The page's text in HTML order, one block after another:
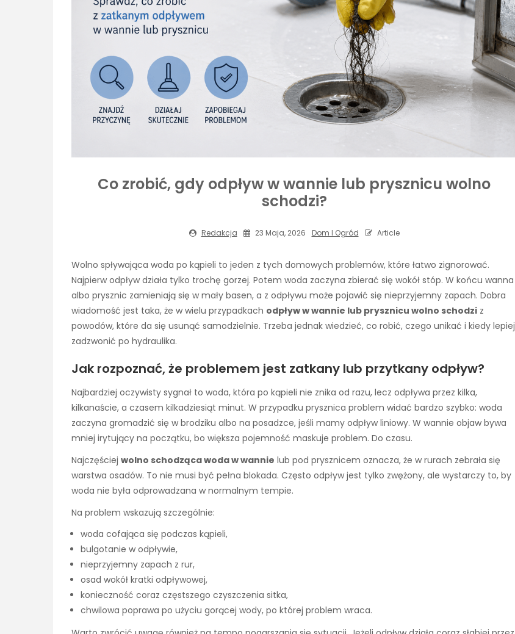
Co zrobić, gdy odpływ w wannie lub prysznicu wolno
schodzi?
Redakcja 23 Maja, 2026 Dom I Ogród Article
Wolno spływająca woda po kąpieli to jeden z tych domowych problemów, które łatwo zignorować.
Najpierw odpływ działa tylko trochę gorzej. Potem woda zaczyna zbierać się wokół stóp. W końcu wanna
albo prysznic zamieniają się w mały basen, a z odpływu może pojawić się nieprzyjemny zapach. Dobra
wiadomość jest taka, że w wielu przypadkach odpływ w wannie lub prysznicu wolno schodzi z
powodów, które da się usunąć samodzielnie. Trzeba jednak wiedzieć, co robić, czego unikać i kiedy lepiej
zadzwonić po hydraulika.
Jak rozpoznać, że problemem jest zatkany lub przytkany odpływ?
Najbardziej oczywisty sygnał to woda, która po kąpieli nie znika od razu, lecz odpływa przez kilka,
kilkanaście, a czasem kilkadziesiąt minut. W przypadku prysznica problem widać bardzo szybko: woda
zaczyna gromadzić się w brodziku albo na posadzce, jeśli mamy odpływ liniowy. W wannie objaw bywa
mniej irytujący na początku, bo większa pojemność maskuje problem. Do czasu.
Najczęściej wolno schodząca woda w wannie lub pod prysznicem oznacza, że w rurach zebrała się
warstwa osadów. To nie musi być pełna blokada. Często odpływ jest tylko zwężony, ale wystarczy to, by
woda nie była odprowadzana w normalnym tempie.
Na problem wskazują szczególnie:
woda cofająca się podczas kąpieli,
bulgotanie w odpływie,
nieprzyjemny zapach z rur,
osad wokół kratki odpływowej,
konieczność coraz częstszego czyszczenia sitka,
chwilowa poprawa po użyciu gorącej wody, po której problem wraca.